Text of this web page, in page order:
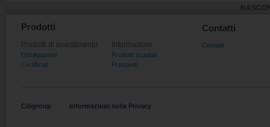
Prodotti
Prodotti di investimento
Obbligazioni
Certificati
Informazioni
Prodotti scaduti
Prospetti
Contatti
Contatti
Citigroup Informazioni sulla Privacy